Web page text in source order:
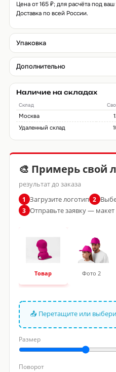
Цена от 165 ₽; для расчёта под ваш
Доставка по всей России.
Упаковка
Дополнительно
Наличие на складах
Склад
Москва
Удаленный склад
🎨 Примерь свой
результат до заказа
1 Загрузите логотип 2
3 Отправьте заявку —
Товар Фото 2
📤 Перетащите или
Размер
Поворот